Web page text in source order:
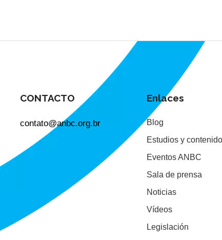
CONTACTO
contato@anbc.org.br
Enlaces
Blog
Estudios y
Eventos ANBC
Sala de prensa
Noticias
Vídeos
Legislación